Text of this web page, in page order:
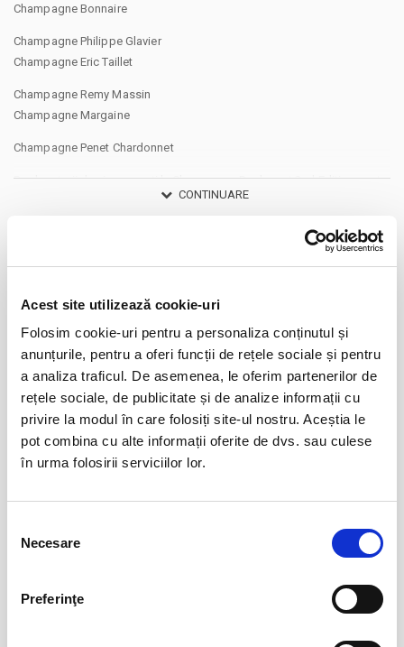
Acest site utilizează cookie-uri
Folosim cookie-uri pentru a personaliza conținutul și
anunțurile, pentru a oferi funcții de rețele sociale și pentru
a analiza traficul. De asemenea, le oferim partenerilor de
rețele sociale, de publicitate și de analize informații cu
privire la modul în care folosiți site-ul nostru. Aceștia le
pot combina cu alte informații oferite de dvs. sau culese
în urma folosirii serviciilor lor.
consimțământului
Necesare
Preferinţe
Champagne Bonnaire
Champagne Philippe Glavier
Champagne Eric Taillet
Champagne Remy Massin
Champagne Margaine
Champagne Penet Chardonnet
Producatorii de vin prezenti la Champagne Bucharest 2nd Edition sunt
Toscana, Italia
Azienda Agricola Buondonno - Chianti
Piemonte, Italia
Poderi Colla - Barbaresco
Paharul evenimentului va fi Zalto Denk'art, pahare suflate manual și
considerate printre cele mai fine din lume.
Ca si anul trecut, Origo Cafe ne vor ajuta sa rezistam maratonului de
Costul unui bilet la Champagne Bucharest 2nd Edition este 290 RON.
CONTINUARE
Evenimente similare
Destiny Park
Bucuresti
BILETE
01
ian
ian